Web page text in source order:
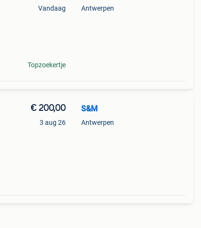
Vandaag
Topzoekertje
Antwerpen
€ 200,00
3 aug 26
S&M
Antwerpen